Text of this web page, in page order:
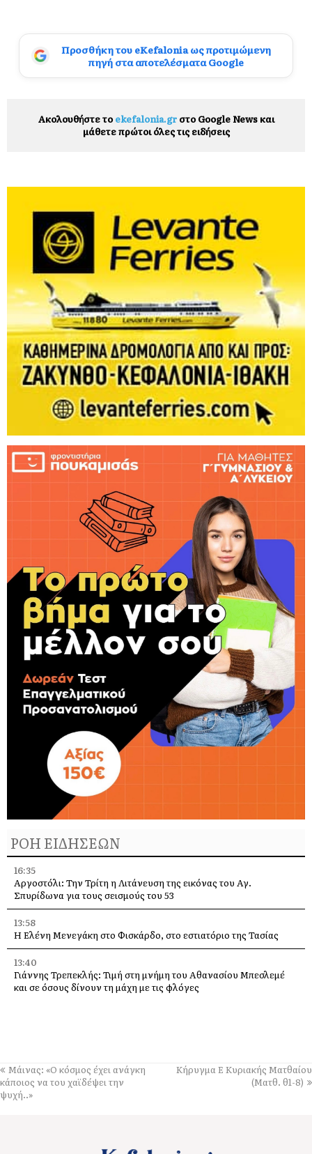
Προσθήκη του eKefalonia ως προτιμώμενη
πηγή στα αποτελέσματα Google
Ακολουθήστε το ekefalonia.grστο Google News και
μάθετε πρώτοι όλες τις ειδήσεις
ΡΟΗ ΕΙΔΗΣΕΩΝ
16:35
Αργοστόλι: Την Τρίτη η Λιτάνευση της εικόνας του Αγ.
Σπυρίδωνα για τους σεισμούς του 53
13:58
Η Ελένη Μενεγάκη στο Φισκάρδο, στο εστιατόριο της Τασίας
13:40
Γιάννης Τρεπεκλής: Τιμή στη μνήμη του Αθανασίου Μπεσλεμέ
και σε όσους δίνουν τη μάχη με τις φλόγες
13:30
Οι εκδηλώσεις στον Δήμο Αργοστολίου το τριήμερο 7, 8 και 9
Αυγούστου
Μάινας: «Ο κόσμος έχει ανάγκη
κάποιος να του χαϊδέψει την
ψυχή..»
Κήρυγμα Ε Κυριακής Ματθαίου
(Ματθ. θ1-8)